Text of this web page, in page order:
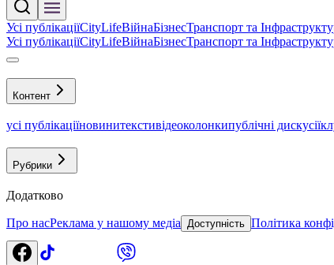
Усі публікаціїCityLifeВійнаБізнесТранспорт та
Усі публікаціїCityLifeВійнаБізнесТранспорт та
Контент
усі публікаціїновинитекстивідеоколонкипублічні дискусії
Рубрики
Додатково
Про насРеклама у нашому медіа Доступність Політика